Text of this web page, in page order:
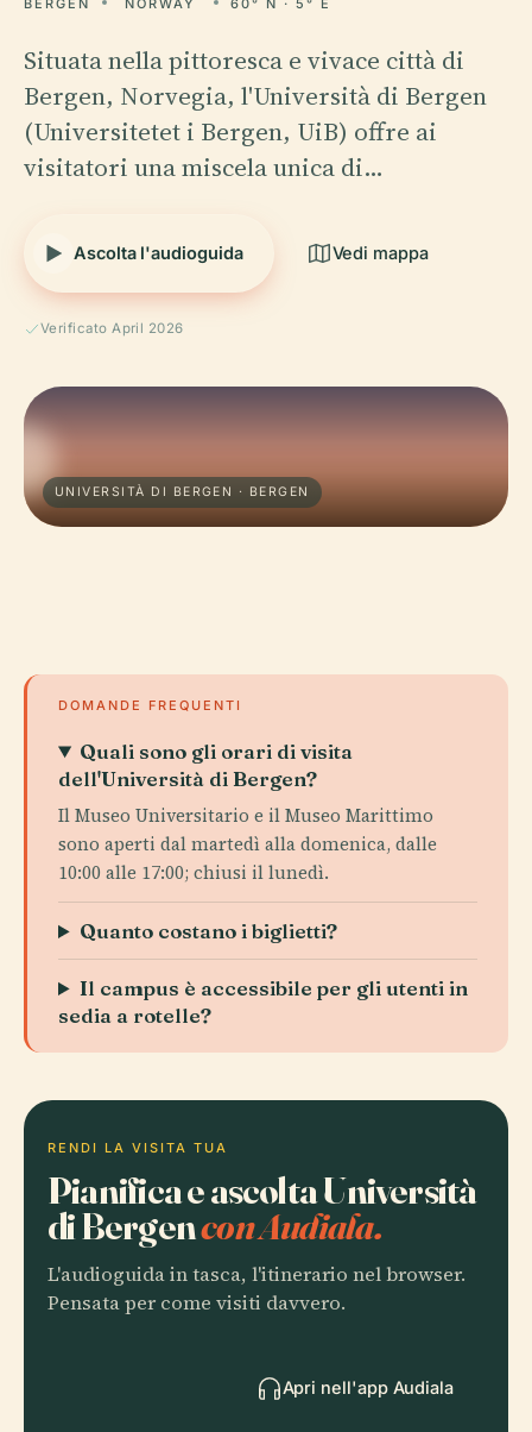
BERGEN NORWAY 60° N · 5° E
Situata nella pittoresca e vivace città di
Bergen, Norvegia, l'Università di Bergen
(Universitetet i Bergen, UiB) offre ai
visitatori una miscela unica di…
Ascolta l'audioguida Vedi mappa
Verificato April 2026
UNIVERSITÀ DI BERGEN · BERGEN
DOMANDE FREQUENTI
Quali sono gli orari di visita
dell'Università di Bergen?
Il Museo Universitario e il Museo Marittimo
sono aperti dal martedì alla domenica, dalle
10:00 alle 17:00; chiusi il lunedì.
Quanto costano i biglietti?
Il campus è accessibile per gli utenti in
sedia a rotelle?
RENDI LA VISITA TUA
Pianifica e ascolta Università
di Bergencon Audiala.
L'audioguida in tasca, l'itinerario nel browser.
Pensata per come visiti davvero.
Apri nell'app Audiala